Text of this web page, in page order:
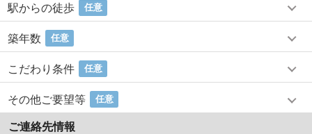
駅からの徒歩 任意
築年数 任意
こだわり条件 任意
その他ご要望等 任意
ご連絡先情報